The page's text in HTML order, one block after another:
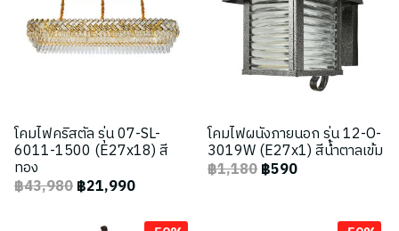
โคมไฟคริสตัล รุ่น 07-SL-
6011-1500 (E27x18) สี
ทอง
฿43,980฿21,990
โคมไฟผนังภายนอก รุ่น 12-O-
3019W (E27x1) สีน้ำตาลเข้ม
฿1,180฿590